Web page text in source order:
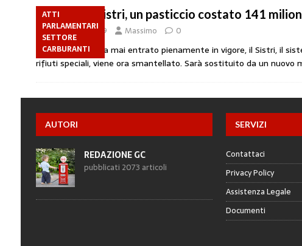
ATTI
PARLAMENTARI
SETTORE
CARBURANTI
Addio al Sistri, un pasticcio costato 141
24 Gennaio 2019 Massimo 0
Nato nel 2010, ma mai entrato pienamente in vigore, il Sistri, il
rifiuti speciali, viene ora smantellato. Sarà sostituito da un nuovo
AUTORI
REDAZIONE GC
pubblicati 2073 articoli
SERVIZI
Contattaci
Privacy Policy
Assistenza Legale
Documenti